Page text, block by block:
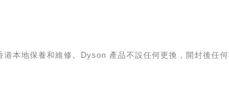
港本地保養和維修。Dyson 產品不設任何更換，開封後任